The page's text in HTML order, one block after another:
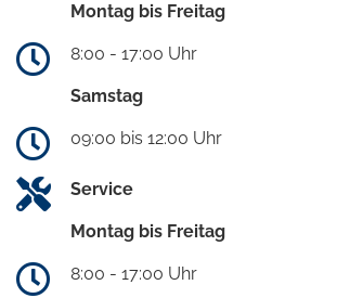
Montag bis Freitag
8:00 - 17:00 Uhr
Samstag
09:00 bis 12:00 Uhr
Service
Montag bis Freitag
8:00 - 17:00 Uhr